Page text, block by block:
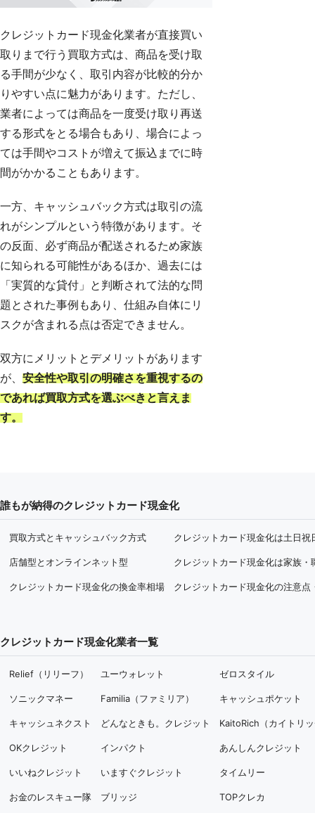
クレジットカード現金化業者が直接買い
取りまで行う買取方式は、商品を受け取
る手間が少なく、取引内容が比較的分か
りやすい点に魅力があります。ただし、
業者によっては商品を一度受け取り再送
する形式をとる場合もあり、場合によっ
ては手間やコストが増えて振込までに時
間がかかることもあります。
一方、キャッシュバック方式は取引の流
れがシンプルという特徴があります。そ
の反面、必ず商品が配送されるため家族
に知られる可能性があるほか、過去には
「実質的な貸付」と判断されて法的な問
題とされた事例もあり、仕組み自体にリ
スクが含まれる点は否定できません。
双方にメリットとデメリットがあります
が、 安全性や取引の明確さを重視するの
であれば買取方式を選ぶべきと言えま
す。
誰もが納得のクレジットカード現金化
買取方式とキャッシュバック方式
店舗型とオンラインネット型
クレジットカード現金化の換金率相場
クレジットカード現金化は土日祝
クレジットカード現金化は家族・
クレジットカード現金化の注意点
クレジットカード現金化業者一覧
Relief（リリーフ）
ソニックマネー
キャッシュネクスト
OKクレジット
いいねクレジット
お金のレスキュー隊
ユーウォレット
Familia（ファミリア）
どんなときも。クレジット
インパクト
いますぐクレジット
ブリッジ
ゼロスタイル
キャッシュポケット
KaitoRich（カイトリ
あんしんクレジット
タイムリー
TOPクレカ